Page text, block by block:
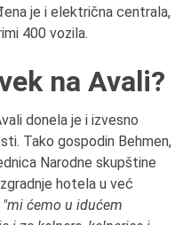
je i električna centrala,
400 vozila.
na Avali?
donela je i izvesno
Tako gospodin Behmen,
Narodne skupštine
hotela u već
"mi ćemo u idućem